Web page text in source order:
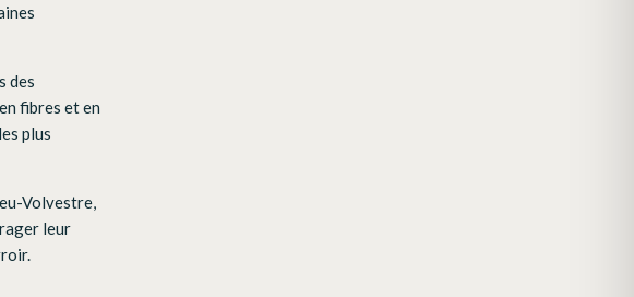
des
fibres et en
plus
Volvestre,
leur